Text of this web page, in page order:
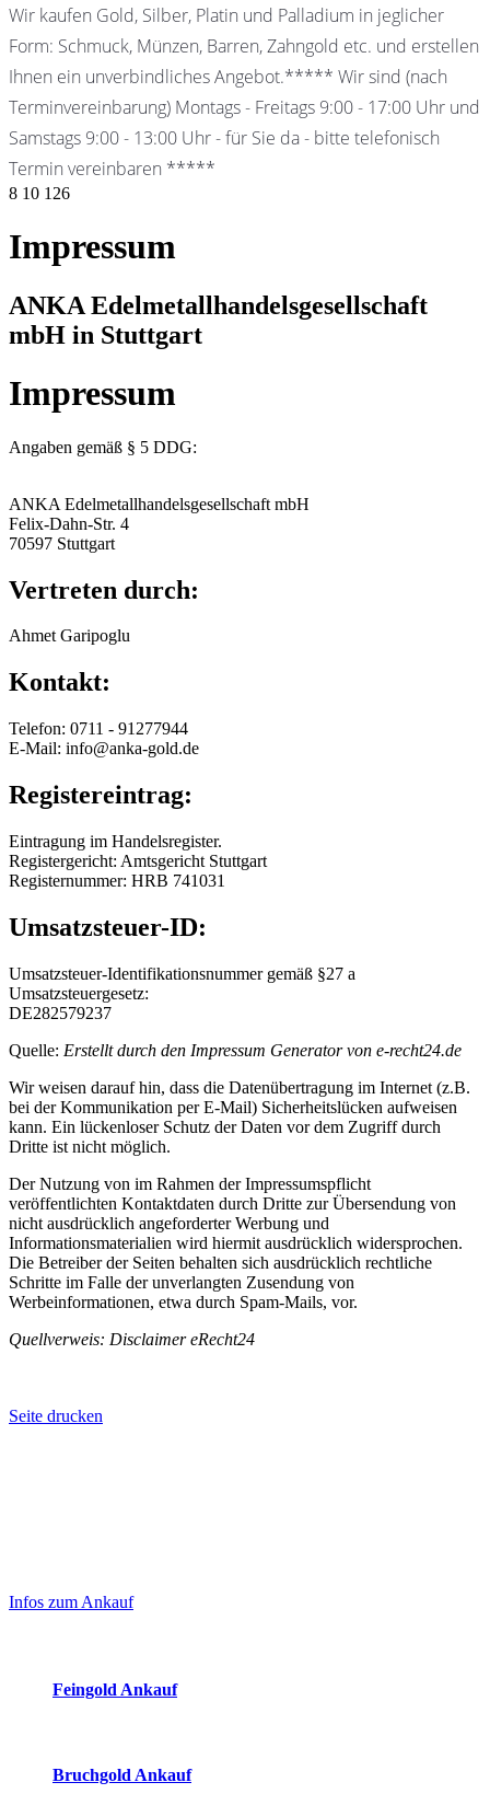
Wir kaufen Gold, Silber, Platin und Palladium in jeglicher
Form: Schmuck, Münzen, Barren, Zahngold etc. und erstellen
Ihnen ein unverbindliches Angebot.***** Wir sind (nach
Terminvereinbarung) Montags - Freitags 9:00 - 17:00 Uhr und
Samstags 9:00 - 13:00 Uhr - für Sie da - bitte telefonisch
Termin vereinbaren *****
8 10 126
Impressum
ANKA Edelmetallhandelsgesellschaft
mbH in Stuttgart
Impressum
Angaben gemäß § 5 DDG:
ANKA Edelmetallhandelsgesellschaft mbH
Felix-Dahn-Str. 4
70597 Stuttgart
Vertreten durch:
Ahmet Garipoglu
Kontakt:
Telefon: 0711 - 91277944
E-Mail: info@anka-gold.de
Registereintrag:
Eintragung im Handelsregister.
Registergericht: Amtsgericht Stuttgart
Registernummer: HRB 741031
Umsatzsteuer-ID:
Umsatzsteuer-Identifikationsnummer gemäß §27 a
Umsatzsteuergesetz:
DE282579237
Quelle: Erstellt durch den Impressum Generator von e-recht24.de
Wir weisen darauf hin, dass die Datenübertragung im Internet (z.B.
bei der Kommunikation per E-Mail) Sicherheitslücken aufweisen
kann. Ein lückenloser Schutz der Daten vor dem Zugriff durch
Dritte ist nicht möglich.
Der Nutzung von im Rahmen der Impressumspflicht
veröffentlichten Kontaktdaten durch Dritte zur Übersendung von
nicht ausdrücklich angeforderter Werbung und
Informationsmaterialien wird hiermit ausdrücklich widersprochen.
Die Betreiber der Seiten behalten sich ausdrücklich rechtliche
Schritte im Falle der unverlangten Zusendung von
Werbeinformationen, etwa durch Spam-Mails, vor.
Quellverweis: Disclaimer eRecht24
Seite drucken
Sidebar
Infos zum Ankauf
Feingold Ankauf
Bruchgold Ankauf